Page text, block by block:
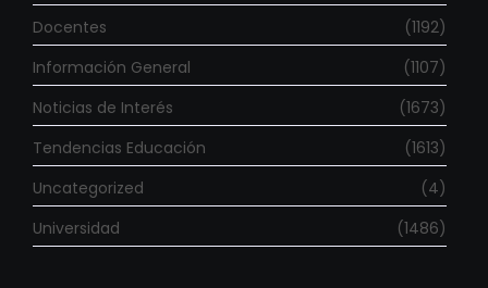
Docentes
(1192)
Información General
(1107)
Noticias de Interés
(1673)
Tendencias Educación
(1613)
Uncategorized
(4)
Universidad
(1486)